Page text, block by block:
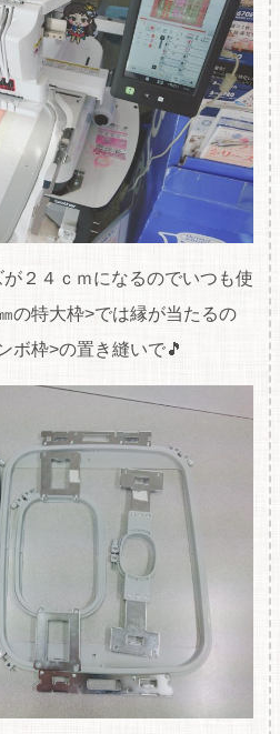
２４ｃｍになるのでいつも使
の特大枠>では縁が当たるの
ボ枠>の置き縫いで🎵